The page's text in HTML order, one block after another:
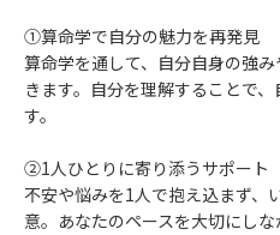
①算命学で自分の魅力を再発見
算命学を通して、自分自身の強
きます。自分を理解することで
す。
②1人ひとりに寄り添うサポート
不安や悩みを1人で抱え込まず、
意。あなたのペースを大切にしな